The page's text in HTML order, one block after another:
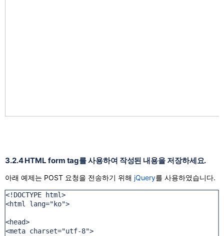
3.2.4 HTML form tag를 사용하여 작성된 내용을 저장하세요.
아래 예제는 POST 요청을 전송하기 위해 jQuery를 사용하였습니다.
<!DOCTYPE html>
<html lang="ko">
<head>
<meta charset="utf-8">